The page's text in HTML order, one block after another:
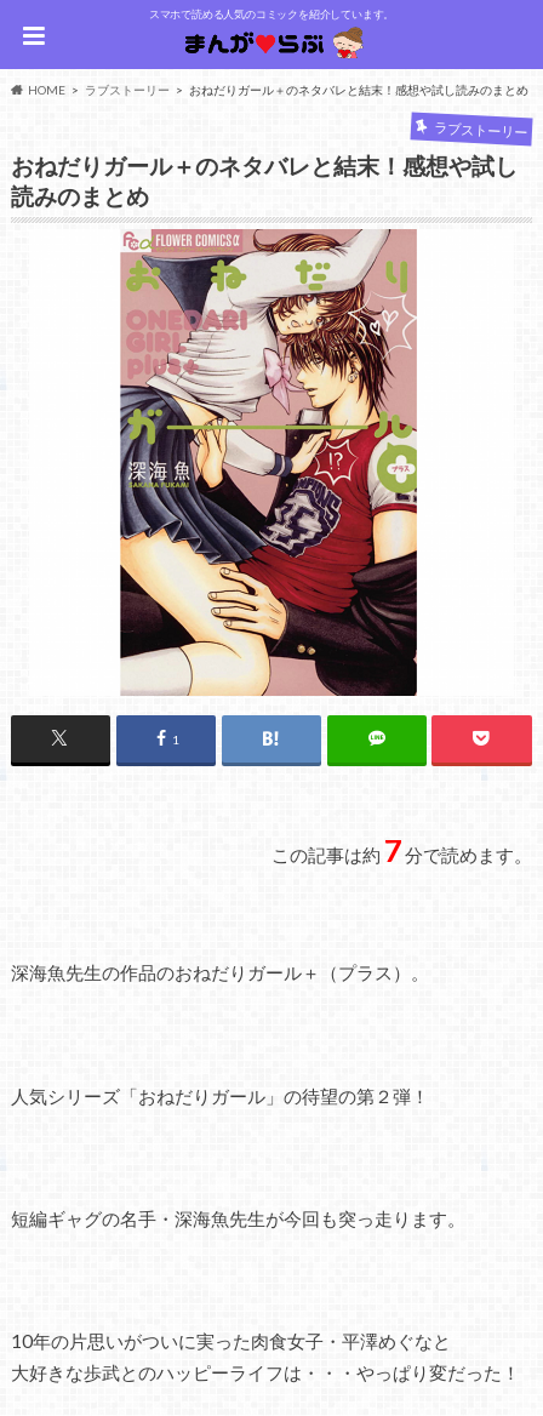
スマホで読める人気のコミックを紹介しています。
HOME ラブストーリー おねだりガール＋のネタバレと結末！感想や試し読みのまとめ
ラブストーリー
おねだりガール＋のネタバレと結末！感想や試し
読みのまとめ
1
この記事は約 7分で読めます。
深海魚先生の作品のおねだりガール＋（プラス）。
人気シリーズ「おねだりガール」の待望の第２弾！
短編ギャグの名手・深海魚先生が今回も突っ走ります。
10年の片思いがついに実った肉食女子・平澤めぐなと
大好きな歩武とのハッピーライフは・・・やっぱり変だった！